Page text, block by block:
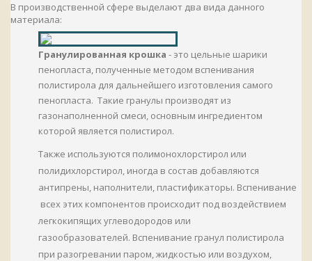
В производственной сфере выделают два вида данного
материала:
Гранулированная крошка - это цельные шарики
пенопласта, полученные методом вспенивания
полистирола для дальнейшего изготовления самого
пенопласта. Такие гранулы производят из
газонаполненной смеси, основным ингредиентом
которой является полистирол.
Также используются полимонохлорстирол или
полидихлорстирол, иногда в состав добавляются
антипрены, наполнители, пластификаторы. Вспенивание
всех этих компонентов происходит под воздействием
легкокипящих углеводородов или
газообразователей. Вспенивание гранул полистирола
при разогревании паром, жидкостью или воздухом,